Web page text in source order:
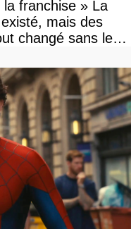
franchise » La
mais des
changé sans le